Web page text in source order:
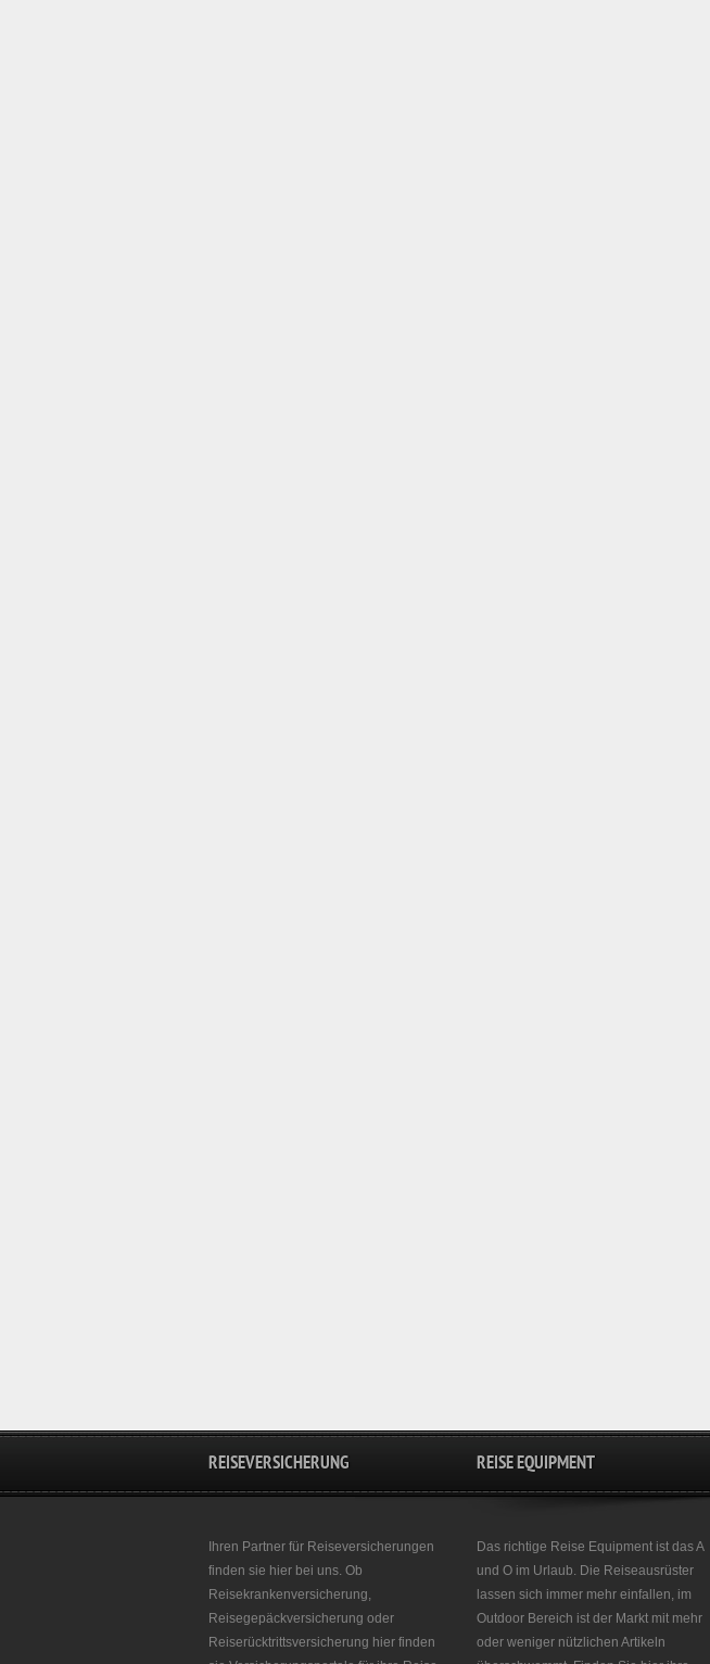
REISEVERSICHERUNG
Ihren Partner für Reiseversicherungen
finden sie hier bei uns. Ob
Reisekrankenversicherung,
Reisegepäckversicherung oder
Reiserücktrittsversicherung hier finden
REISE EQUIPMENT
Das richtige Reise Equipment ist das A
und O im Urlaub. Die Reiseausrüster
lassen sich immer mehr einfallen, im
Outdoor Bereich ist der Markt mit mehr
oder weniger nützlichen Artikeln